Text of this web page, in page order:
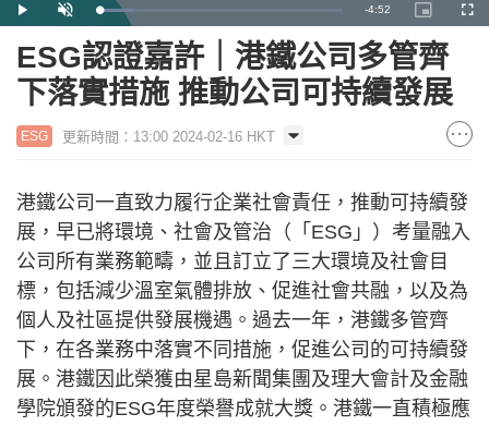
Play Unmute Loaded
14.26%
Remaining
Time
-4:52
Picture-
in-
ESG認證嘉許｜港鐵公司多管齊
下落實措施 推動公司可持續發展
ESG 更新時間：13:00 2024-02-16 HKT
港鐵公司一直致力履行企業社會責任，推動可持續發
展，早已將環境、社會及管治（「ESG」）考量融入
公司所有業務範疇，並且訂立了三大環境及社會目
標，包括減少溫室氣體排放、促進社會共融，以及為
個人及社區提供發展機遇。過去一年，港鐵多管齊
下，在各業務中落實不同措施，促進公司的可持續發
展。港鐵因此榮獲由星島新聞集團及理大會計及金融
學院頒發的ESG年度榮譽成就大獎。港鐵一直積極應